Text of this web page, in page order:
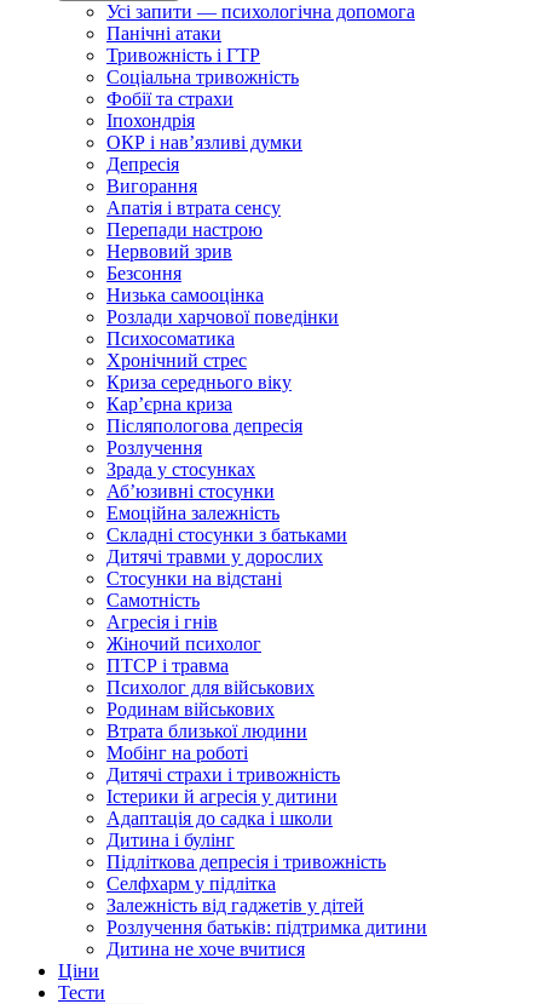
Усі запити — психологічна допомога
Панічні атаки
Тривожність і ГТР
Соціальна тривожність
Фобії та страхи
Іпохондрія
ОКР і навʼязливі думки
Депресія
Вигорання
Апатія і втрата сенсу
Перепади настрою
Нервовий зрив
Безсоння
Низька самооцінка
Розлади харчової поведінки
Психосоматика
Хронічний стрес
Криза середнього віку
Карʼєрна криза
Післяпологова депресія
Розлучення
Зрада у стосунках
Абʼюзивні стосунки
Емоційна залежність
Складні стосунки з батьками
Дитячі травми у дорослих
Стосунки на відстані
Самотність
Агресія і гнів
Жіночий психолог
ПТСР і травма
Психолог для військових
Родинам військових
Втрата близької людини
Мобінг на роботі
Дитячі страхи і тривожність
Істерики й агресія у дитини
Адаптація до садка і школи
Дитина і булінг
Підліткова депресія і тривожність
Селфхарм у підлітка
Залежність від гаджетів у дітей
Розлучення батьків: підтримка дитини
Дитина не хоче вчитися
Ціни
Тести